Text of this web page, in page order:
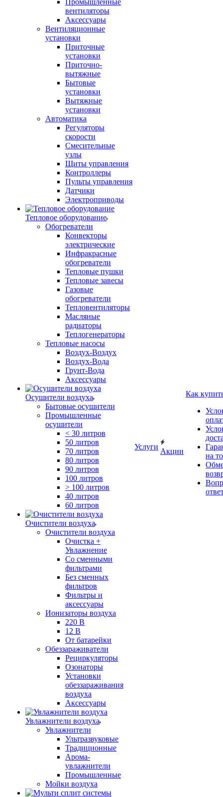
Промышленные
вентиляторы
Аксессуары
Вентиляционные
установки
Приточные
установки
Приточно-
вытяжные
Бытовые
установки
Вытяжные
установки
Автоматика
Регуляторы
скорости
Смесительные
узлы
Щиты управления
Контроллеры
Пульты управления
Датчики
Электроприводы
Тепловое оборудование
Обогреватели
Конвекторы
электрические
Инфракрасные
обогреватели
Тепловые пушки
Тепловые завесы
Газовые
обогреватели
Тепловентиляторы
Масляные
радиаторы
Теплогенераторы
Тепловые насосы
Воздух-Воздух
Воздух-Вода
Грунт-Вода
Аксессуары
Осушители воздуха
Бытовые осушители
Промышленные
осушители
< 30 литров
50 литров
70 литров
80 литров
90 литров
100 литров
> 100 литров
40 литров
60 литров
Очистители воздуха
Очистители воздуха
Очистка +
Увлажнение
Cо сменными
фильтрами
Без сменных
фильтров
Фильтры и
аксессуары
Ионизаторы воздуха
220 В
12 В
От батарейки
Обеззараживатели
Рециркуляторы
Озонаторы
Установки
обеззараживания
воздуха
Аксессуары
Увлажнители воздуха
Увлажнители
Ультразвуковые
Традиционные
Арома-
увлажнители
Промышленные
Мойки воздуха
Услуги
Акции
Как
на